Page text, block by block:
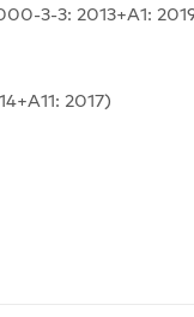
3-3: 2013+A1:
2017)